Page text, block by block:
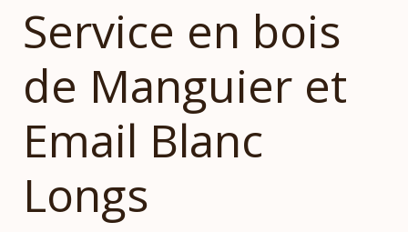
Service en bois
de Manguier et
Email Blanc
Longs